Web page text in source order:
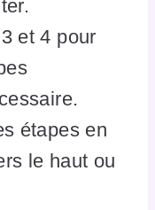
et 4 pour
étapes en
le haut ou